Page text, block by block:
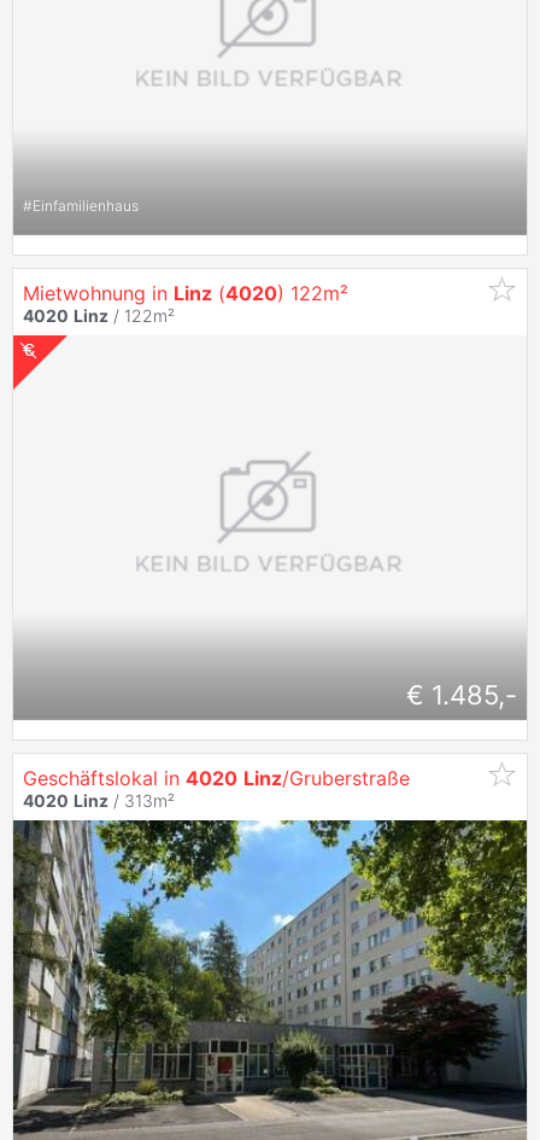
#Einfamilienhaus
Mietwohnung in Linz (4020) 122m²
4020 Linz / 122m²
€ 1.485,-
Geschäftslokal in 4020 Linz/Gruberstraße
4020 Linz / 313m²